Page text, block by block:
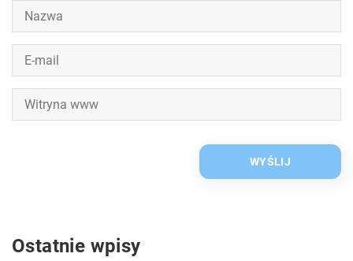
Ostatnie wpisy